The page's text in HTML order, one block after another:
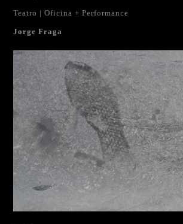
Teatro | Oficina + Performance
Jorge Fraga